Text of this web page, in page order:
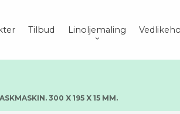
Tilbud Linoljemaling
300 X 195 X 15 MM.